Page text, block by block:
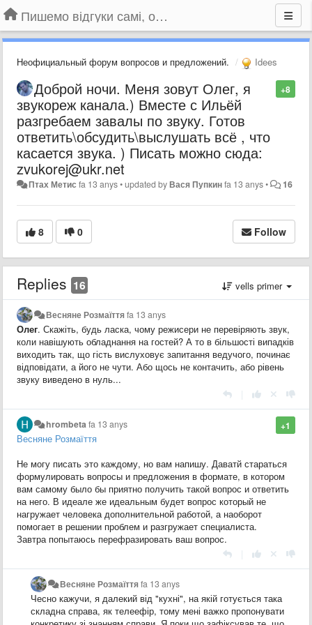
Пишемо відгуки самі, обговорюємо інші ідеї та пропозиції до Громадського Телебачення
Неофициальный форум вопросов и предложений. Idees
+8
Доброй ночи. Меня зовут Олег, я
звукореж канала.) Вместе с Ильёй
разгребаем завалы по звуку. Готов
ответить\обсудить\выслушать всё , что
касается звука. ) Писать можно сюда:
zvukorej@ukr.net
Птах Метис fa 13 anys•updated byВася Пупкинfa 13 anys• 16
8 0 Follow
Replies 16 vells primer
Весняне Розмаїттяfa 13 anys
Олег. Скажіть, будь ласка, чому режисери не перевіряють звук,
коли навішують обладнання на гостей? А то в більшості випадків
виходить так, що гість вислуховує запитання ведучого, починає
відповідати, а його не чути. Або щось не контачить, або рівень
звуку виведено в нуль...
+1
hrombeta fa 13 anys
Весняне Розмаїття
Не могу писать это каждому, но вам напишу. Даватй стараться
формулировать вопросы и предложения в формате, в котором
вам самому было бы приятно получить такой вопрос и ответить
на него. В идеале же идеальным будет вопрос который не
нагружает человека дополнительной работой, а наоборот
помогает в решении проблем и разгружает специалиста.
Завтра попытаюсь перефразировать ваш вопрос.
Весняне Розмаїттяfa 13 anys
Чесно кажучи, я далекий від "кухні", на якій готується така
складна справа, як телеефір, тому мені важко пропонувати